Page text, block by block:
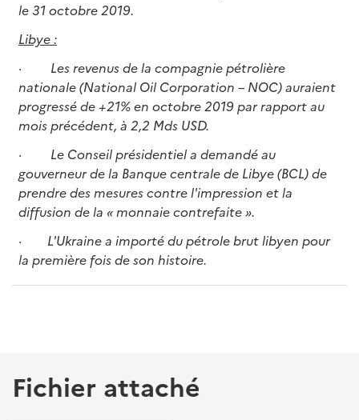
le 31 octobre 2019.
Libye :
· Les revenus de la compagnie pétrolière
nationale (National Oil Corporation – NOC) auraient
progressé de +21% en octobre 2019 par rapport au
mois précédent, à 2,2 Mds USD.
· Le Conseil présidentiel a demandé au
gouverneur de la Banque centrale de Libye (BCL) de
prendre des mesures contre l'impression et la
diffusion de la « monnaie contrefaite ».
· L'Ukraine a importé du pétrole brut libyen pour
la première fois de son histoire.
Fichier attaché